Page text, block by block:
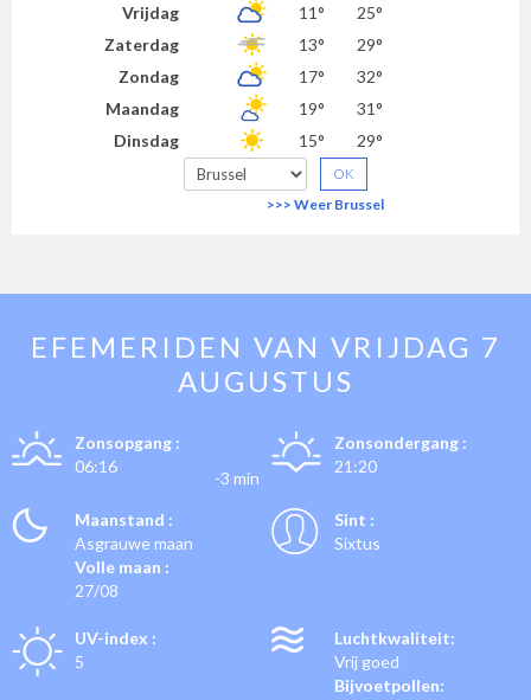
Vrijdag 11°
25°
Zaterdag
13°
29°
Zondag
17°
32°
Maandag
19°
31°
Dinsdag
15° 29°
>>> Weer Brussel
EFEMERIDEN VAN VRIJDAG 7
AUGUSTUS
Zonsopgang :
06:16
-3 min
Zonsondergang :
21:20
Maanstand :
Asgrauwe maan
Volle maan :
27/08
Sint :
Sixtus
UV-index :
5
Luchtkwaliteit:
Vrij goed
Bijvoetpollen: